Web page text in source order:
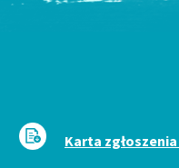
Karta